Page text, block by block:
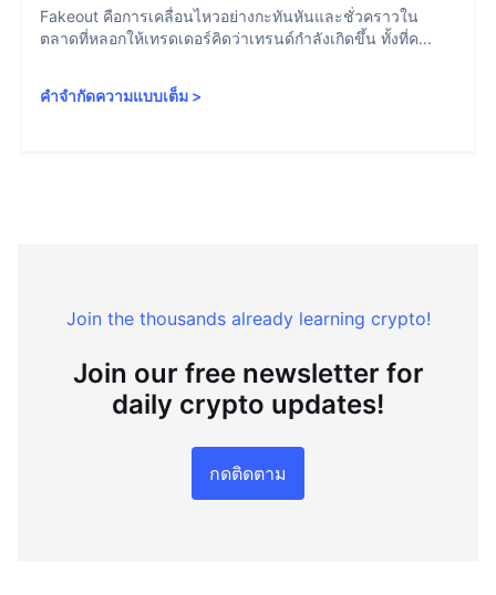
Fakeout คือการเคลื่อนไหวอย่างกะทันหันและชั่วคราวใน
ตลาดที่หลอกให้เทรดเดอร์คิดว่าเทรนด์กำลังเกิดขึ้น ทั้งที่ค...
คำจำกัดความแบบเต็ม >
Join the thousands already learning crypto!
Join our free newsletter for
daily crypto updates!
กดติดตาม